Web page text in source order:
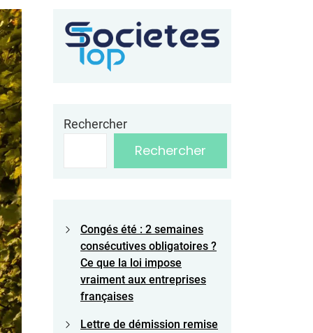
Rechercher
Rechercher
Congés été : 2 semaines
consécutives obligatoires ?
Ce que la loi impose
vraiment aux entreprises
françaises
Lettre de démission remise